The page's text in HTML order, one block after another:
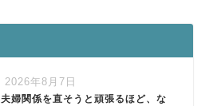
2026年8月7日
夫婦関係を直そうと頑張るほど、な